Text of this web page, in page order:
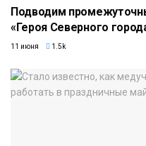
Подводим
«Героя Северного
11 июня 1.5k